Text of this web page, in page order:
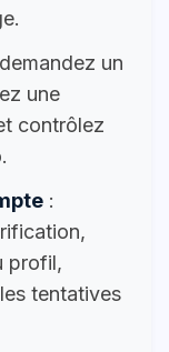
un
une
contrôlez
:
profil,
tentatives